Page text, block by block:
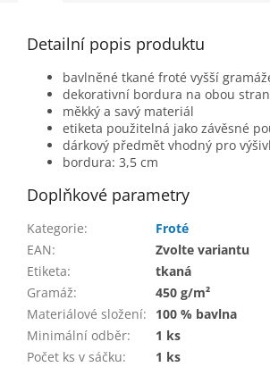
Detailní popis produktu
bavlněné tkané froté vyšší
dekorativní bordura na obou
měkký a savý materiál
etiketa použitelná jako závěsné
dárkový předmět vhodný pro
bordura: 3,5 cm
Doplňkové parametry
Kategorie:
Froté
EAN:
Zvolte variantu
Etiketa:
tkaná
Gramáž:
450 g/m²
Materiálové složení:
100 % bavlna
Minimální odběr:
1 ks
Počet ks v sáčku:
1 ks